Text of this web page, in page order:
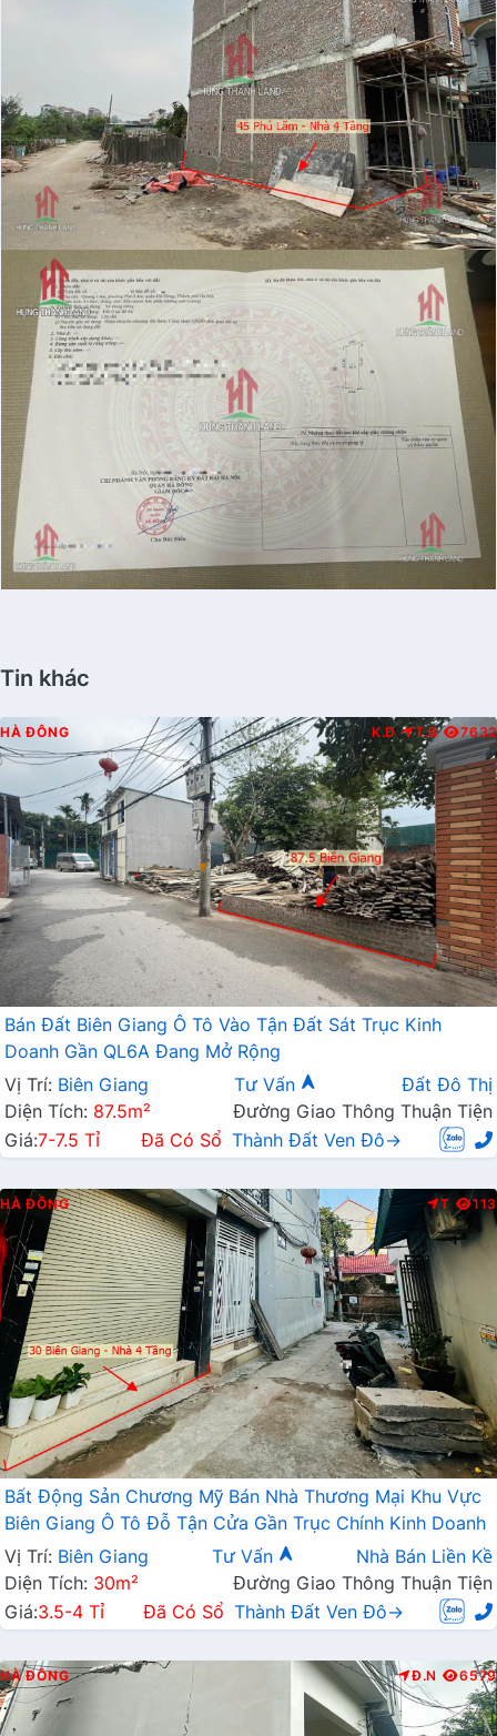
Tin khác
HÀ ĐÔNG K.D T.B 7632
Bán Đất Biên Giang Ô Tô Vào Tận Đất Sát Trục Kinh
Doanh Gần QL6A Đang Mở Rộng
Vị Trí: Biên Giang Tư Vấn
Đất Đô Thị
Diện Tích: 87.5m²
Đường Giao Thông Thuận Tiện
Giá:7-7.5 Tỉ Đã Có Sổ Thành Đất Ven Đô→
HÀ ĐÔNG T 113
Bất Động Sản Chương Mỹ Bán Nhà Thương Mại Khu Vực
Biên Giang Ô Tô Đỗ Tận Cửa Gần Trục Chính Kinh Doanh
Vị Trí: Biên Giang Tư Vấn
Nhà Bán Liền Kề
Diện Tích: 30m²
Đường Giao Thông Thuận Tiện
Giá:3.5-4 Tỉ Đã Có Sổ Thành Đất Ven Đô→
HÀ ĐÔNG Đ.N 6579